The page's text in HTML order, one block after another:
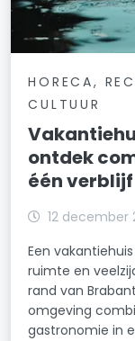
HORECA,
CULTUUR
ontdek
één verblijf
12 december
Een
ruimte en
rand van
omgeving
gastronomie in